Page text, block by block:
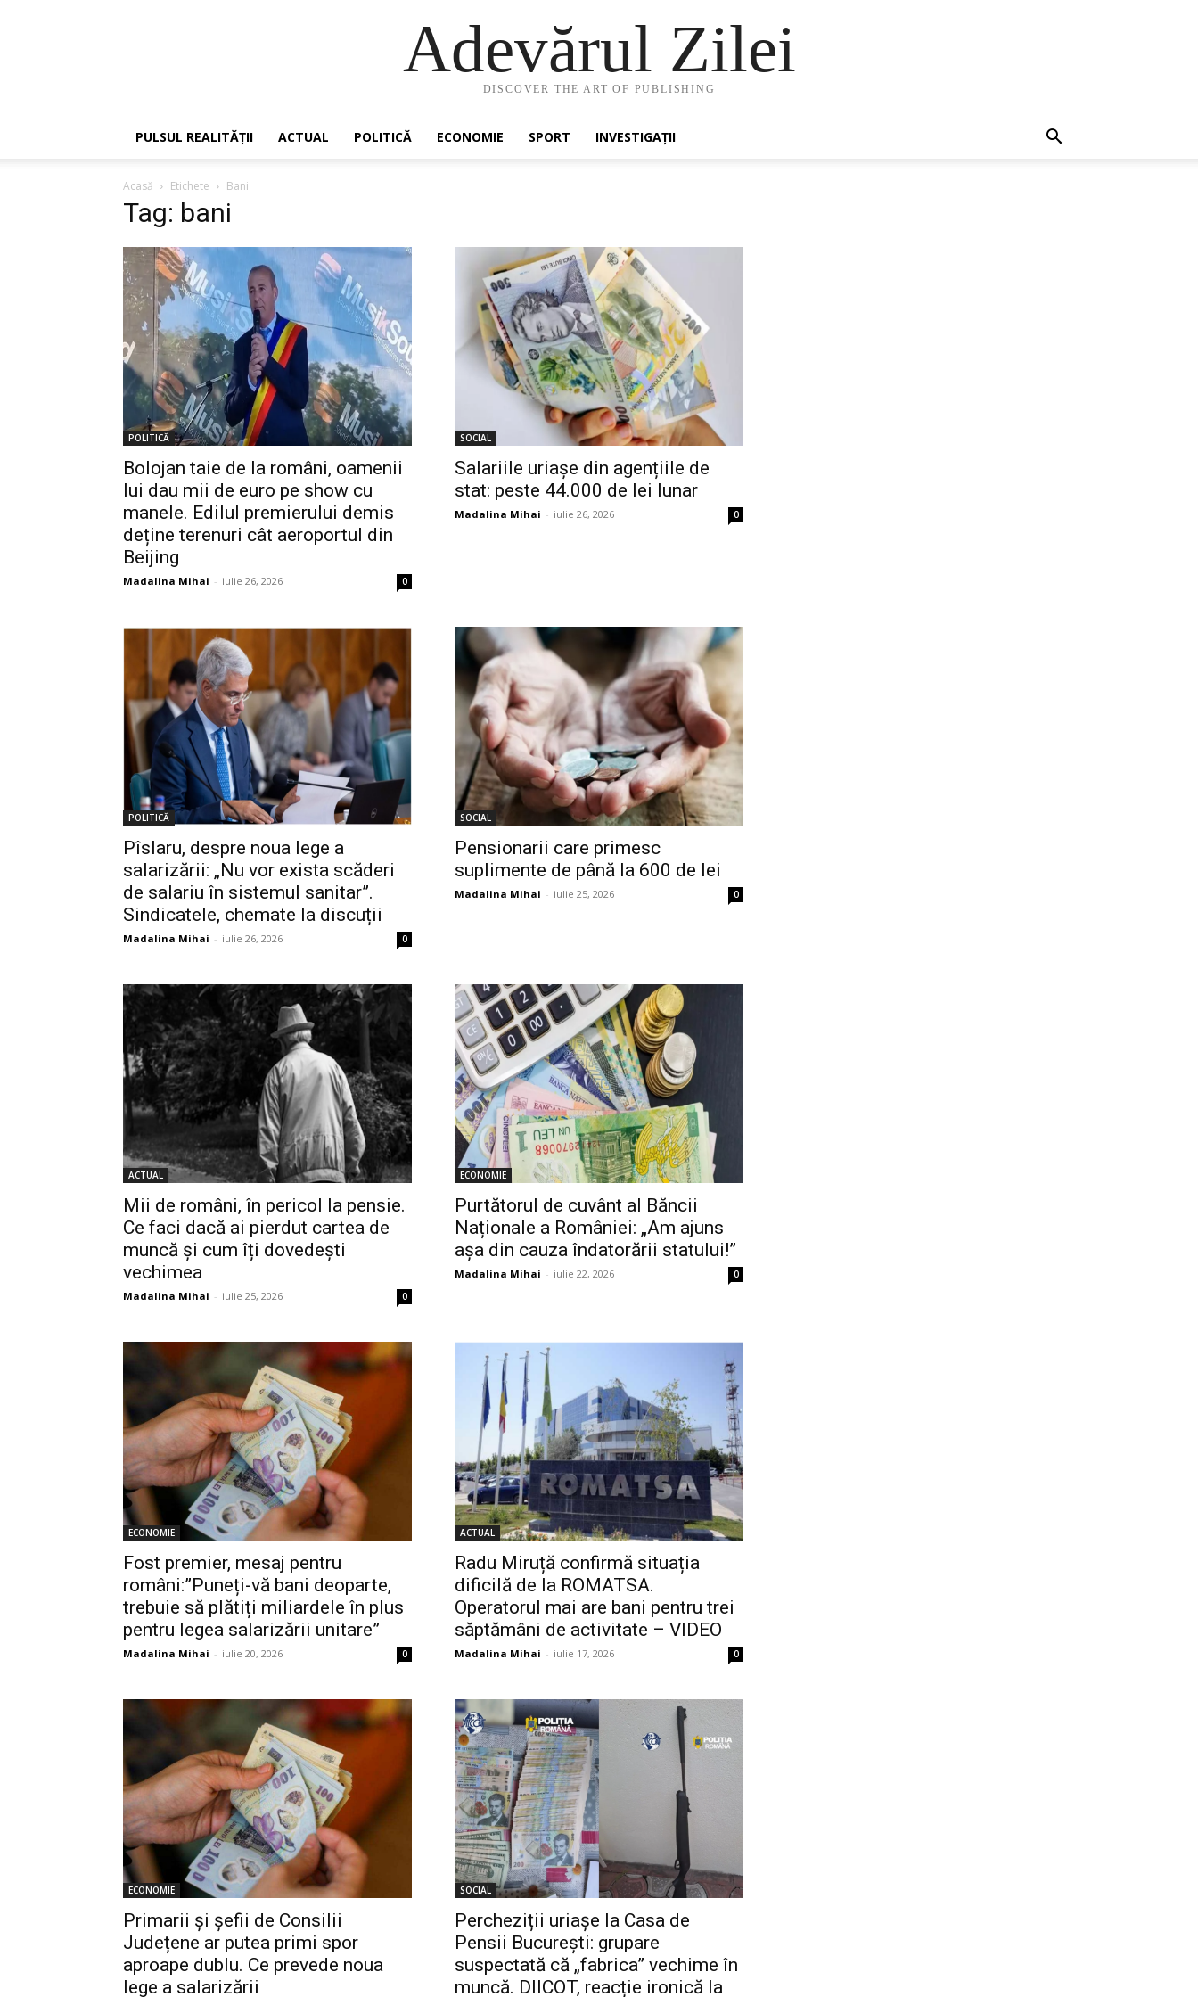
Adevărul Zilei
DISCOVER THE ART OF PUBLISHING
PULSUL REALITĂȚII ACTUAL POLITICĂ ECONOMIE SPORT INVESTIGAȚII
Acasă Etichete Bani
Tag: bani
POLITICĂ
Bolojan taie de la români, oamenii
lui dau mii de euro pe show cu
manele. Edilul premierului demis
deține terenuri cât aeroportul din
Beijing
Madalina Mihai - iulie 26, 2026 0
SOCIAL
Salariile uriașe din agențiile de
stat: peste 44.000 de lei lunar
Madalina Mihai - iulie 26, 2026 0
POLITICĂ
Pîslaru, despre noua lege a
salarizării: „Nu vor exista scăderi
de salariu în sistemul sanitar”.
Sindicatele, chemate la discuții
Madalina Mihai - iulie 26, 2026 0
SOCIAL
Pensionarii care primesc
suplimente de până la 600 de lei
Madalina Mihai - iulie 25, 2026 0
ACTUAL
Mii de români, în pericol la pensie.
Ce faci dacă ai pierdut cartea de
muncă și cum îți dovedești
vechimea
Madalina Mihai - iulie 25, 2026 0
ECONOMIE
Purtătorul de cuvânt al Băncii
Naționale a României: „Am ajuns
așa din cauza îndatorării statului!”
Madalina Mihai - iulie 22, 2026 0
ECONOMIE
Fost premier, mesaj pentru
români:”Puneți-vă bani deoparte,
trebuie să plătiți miliardele în plus
pentru legea salarizării unitare”
Madalina Mihai - iulie 20, 2026 0
ACTUAL
Radu Miruță confirmă situația
dificilă de la ROMATSA.
Operatorul mai are bani pentru trei
săptămâni de activitate – VIDEO
Madalina Mihai - iulie 17, 2026 0
ECONOMIE
Primarii și șefii de Consilii
Județene ar putea primi spor
aproape dublu. Ce prevede noua
lege a salarizării
SOCIAL
Percheziții uriașe la Casa de
Pensii București: grupare
suspectată că „fabrica” vechime în
muncă. DIICOT, reacție ironică la